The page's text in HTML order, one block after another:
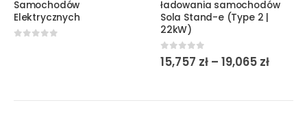
Samochodów
Elektrycznych
wiele
wariantów.
Opcje
można
ładowania samochodów
Sola Stand-e (Type 2 |
22kW)
0out of 5
15,757 zł – 19,065 zł
do